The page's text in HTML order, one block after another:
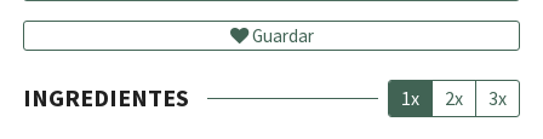
Guardar
INGREDIENTES 1x 2x 3x